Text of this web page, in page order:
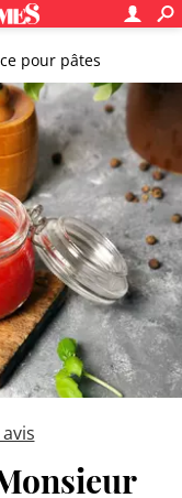
pour pâtes